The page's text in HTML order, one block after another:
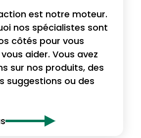
est notre moteur.
nos spécialistes sont
côtés pour vous
aider. Vous avez
sur nos produits, des
suggestions ou des